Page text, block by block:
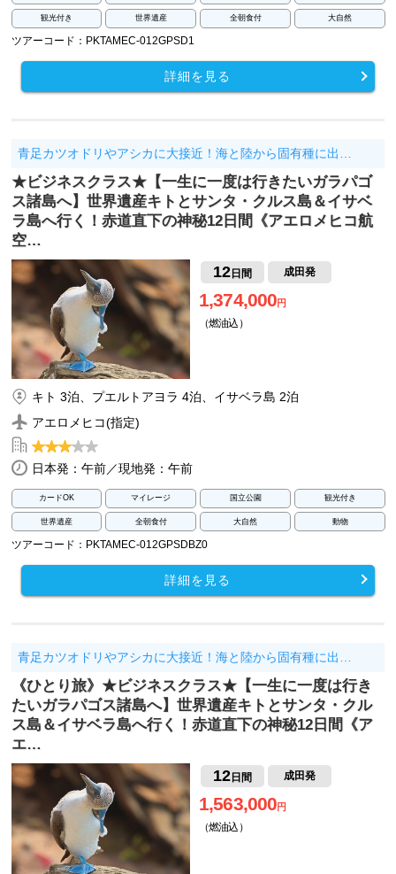
観光付き 世界遺産 全朝食付 大自然
ツアーコード：PKTAMEC-012GPSD1
詳細を見る
青足カツオドリやアシカに大接近！海と陸から固有種に出…
★ビジネスクラス★【一生に一度は行きたいガラパゴ
ス諸島へ】世界遺産キトとサンタ・クルス島＆イサベ
ラ島へ行く！赤道直下の神秘12日間《アエロメヒコ航
空…
12日間 成田発
1,374,000円
（燃油込）
キト 3泊、プエルトアヨラ 4泊、イサベラ島 2泊
アエロメヒコ(指定)
日本発：午前／現地発：午前
カードOK マイレージ 国立公園 観光付き
世界遺産 全朝食付 大自然 動物
ツアーコード：PKTAMEC-012GPSDBZ0
詳細を見る
青足カツオドリやアシカに大接近！海と陸から固有種に出…
《ひとり旅》★ビジネスクラス★【一生に一度は行き
たいガラパゴス諸島へ】世界遺産キトとサンタ・クル
ス島＆イサベラ島へ行く！赤道直下の神秘12日間《ア
エ…
12日間 成田発
1,563,000円
（燃油込）